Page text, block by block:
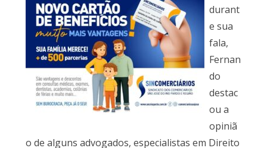
durant
e sua
fala,
Fernan
do
destac
ou a
opiniã
o de alguns advogados, especialistas em Direito